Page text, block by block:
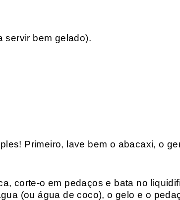
servir bem gelado).
Primeiro, lave bem o abacaxi, o
corte-o em pedaços e bata no
(ou água de coco), o gelo e o